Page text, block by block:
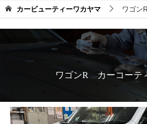
カービューティーワカヤマ ワゴン
ワゴンR カーコーテ